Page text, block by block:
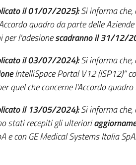
il 01/07/2025):Si informa che,
quadro da parte delle
per l'adesionescadranno il 31/12/
il 03/07/2024):Si informa che,
IntelliSpace Portal V12 (ISP12)”
quel che concerne l'Accordo
il 13/05/2024):Si informa che,
stati recepiti gli ulteriori
e con GE Medical Systems Italia